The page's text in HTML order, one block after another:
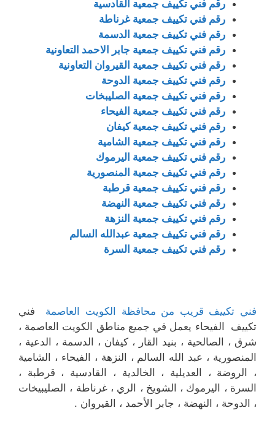
رقم فني تكييف جمعية القادسية
رقم فني تكييف جمعية غرناطة
رقم فني تكييف جمعية الدسمة
رقم فني تكييف جمعية جابر الاحمد التعاونية
رقم فني تكييف جمعية القيروان التعاونية
رقم فني تكييف جمعية الدوحة
رقم فني تكييف جمعية الصليبخات
رقم فني تكييف جمعية الفيحاء
رقم فني تكييف جمعية كيفان
رقم فني تكييف جمعية الشامية
رقم فني تكييف جمعية اليرموك
رقم فني تكييف جمعية المنصورية
رقم فني تكييف جمعية قرطبة
رقم فني تكييف جمعية النهضة
رقم فني تكييف جمعية النزهة
رقم فني تكييف جمعية عبدالله السالم
رقم فني تكييف جمعية السرة
فني تكييف قريب من محافظة الكويت العاصمة
فني
تكييف الفيحاء يعمل في جميع مناطق الكويت العاصمة ،
شرق ، الصالحية ، بنيد القار ، كيفان ، الدسمة ، الدعية ،
المنصورية ، عبد الله السالم ، النزهة ، الفيحاء ، الشامية
، الروضة ، العديلية ، الخالدية ، القادسية ، قرطبة ،
السرة ، اليرموك ، الشويخ ، الري ، غرناطة ، الصليبيخات
، الدوحة ، النهضة ، جابر الأحمد ، القيروان .